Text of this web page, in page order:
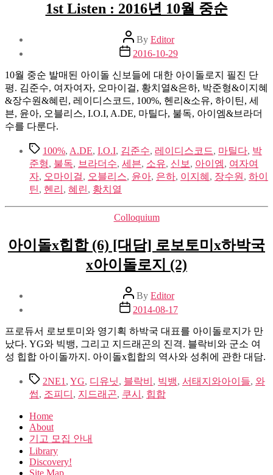
1st Listen : 2016년 10월 중순
Post
author
By Editor
Post
date
2016-10-29
10월 중순 발매된 아이돌 신보들에 대한 아이돌로지 필진 단
평. 김준수, 여자여자, 오마이걸, 황치열&은하, 박준형&이지혜
&장수원&혜린, 레이디스코드, 100%, 헨리&소유, 하이틴, 세
븐, 윤아, 오블리스, I.O.I, A.DE, 마틸다, 불독, 아이엠&브라더
수를 다룬다.
Tags100%, A.DE, I.O.I, 김준수, 레이디스코드, 마틸다, 박
준형, 불독, 브라더수, 세븐, 소유, 신보 , 아이엠, 여자여
자, 오마이걸, 오블리스, 윤아, 은하, 이지혜 , 장수원 , 하이
틴, 헨리 , 혜린, 황치열
Categories
Colloquium
아이돌x힙합 (6) [대담] 로보토미x하박국
x아이돌로지 (2)
Post
author
By Editor
Post
date
2014-08-17
프로듀서 로보토미와 영기획 하박국 대표를 아이돌로지가 만
났다. YG와 빅뱅, 그리고 지드래곤의 진격. 블락비와 군소 여
성 힙합 아이돌까지. 아이돌x힙합의 역사와 성취에 관한 대담.
Tags2NE1 , YG, 디유닛, 블락비 , 빅뱅, 서태지와아이들, 와
썹, 조피디 , 지드래곤, 쿠시 , 힙합
Home
About
기고 모집 안내
Library
Discovery!
Site Map